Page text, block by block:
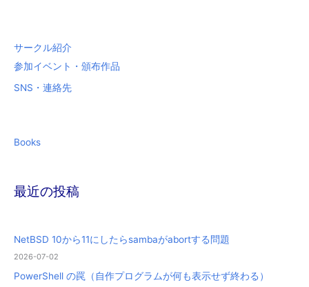
サークル紹介
参加イベント・頒布作品
SNS・連絡先
Books
最近の投稿
NetBSD 10から11にしたらsambaがabortする問題
2026-07-02
PowerShell の罠（自作プログラムが何も表示せず終わる）